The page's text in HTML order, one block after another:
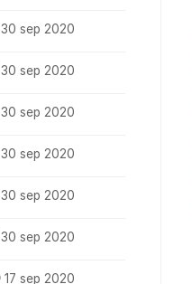
30 sep 2020
30 sep 2020
30 sep 2020
30 sep 2020
30 sep 2020
30 sep 2020
17 sep 2020